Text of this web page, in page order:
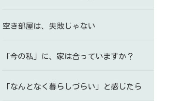
空き部屋は、失敗じゃない
「今の私」に、家は合っていますか？
「なんとなく暮らしづらい」と感じたら